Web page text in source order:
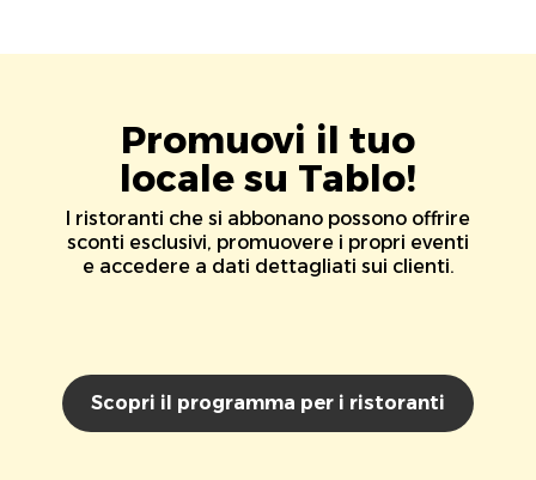
Promuovi il tuo
locale su Tablo!
I ristoranti che si abbonano possono offrire
sconti esclusivi, promuovere i propri eventi
e accedere a dati dettagliati sui clienti.
Scopri il programma per i ristoranti